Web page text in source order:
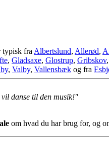
typisk fra Albertslund, Allerød,
, Gladsaxe, Glostrup, Gribskov,
, Valby, Vallensbæk og fra
danse til den musik!"
om hvad du har brug for, og